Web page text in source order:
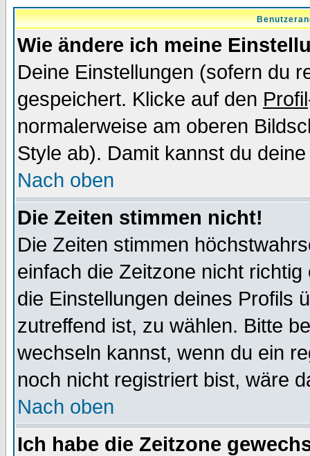
Wie ändere ich meine
Deine Einstellungen (sofern du
gespeichert. Klicke auf den Profil
normalerweise am oberen
Style ab). Damit kannst du
Nach oben
Die Zeiten stimmen nicht!
Die Zeiten stimmen
einfach die Zeitzone nicht
die Einstellungen deines Profils
zutreffend ist, zu wählen. Bitte
wechseln kannst, wenn du ein
noch nicht registriert bist, wäre
Nach oben
Ich habe die Zeitzone